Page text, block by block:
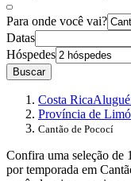
Para onde você vai?
Datas
Hóspedes
Buscar
Costa Rica
Província de
Cantão de Pococí
Confira uma seleção de
por temporada em